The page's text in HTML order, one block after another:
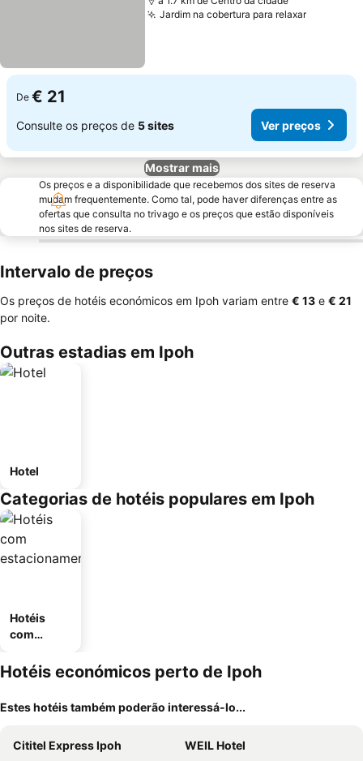
Jardim na cobertura para relaxar
De € 21
Consulte os preços de 5 sites Ver preços
Mostrar mais
Os preços e a disponibilidade que recebemos dos sites de reserva
mudam frequentemente. Como tal, pode haver diferenças entre as
ofertas que consulta no trivago e os preços que estão disponíveis
nos sites de reserva.
Intervalo de preços
Os preços de hotéis económicos em Ipoh variam entre ‎€ 13 e ‎€ 21
por noite.
Outras estadias em Ipoh
Hotel
Categorias de hotéis populares em Ipoh
Hotéis
com
mento
Hotéis económicos perto de Ipoh
Estes hotéis também poderão interessá-lo...
Cititel Express Ipoh
WEIL Hotel